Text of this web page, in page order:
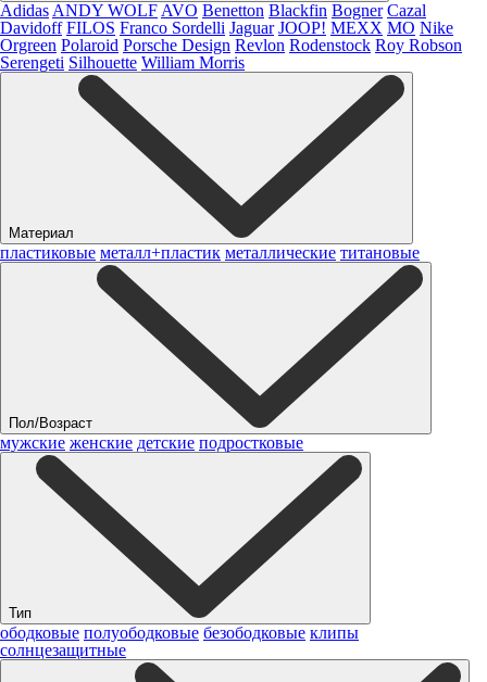
Adidas ANDY WOLF AVO Benetton Blackfin Bogner Cazal
Davidoff FILOS Franco Sordelli Jaguar JOOP! MEXX MO Nike
Orgreen Polaroid Porsche Design Revlon Rodenstock Roy Robson
Serengeti Silhouette William Morris
Материал
пластиковые металл+пластик металлические титановые
Пол/Возраст
мужские женские детские подростковые
Тип
ободковые полуободковые безободковые клипы
солнцезащитные